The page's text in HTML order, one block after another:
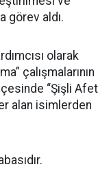
görev aldı.
olarak
çalışmalarının
“Şişli Afet
alan isimlerden